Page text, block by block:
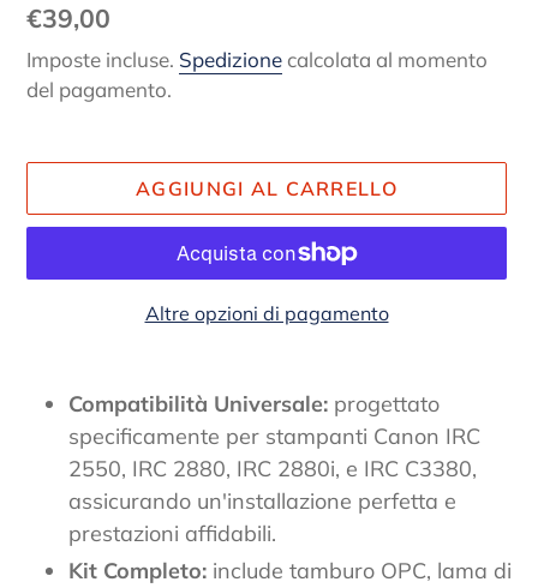
Prezzo
di
listino
€39,00
Imposte incluse. Spedizionecalcolata al momento
del pagamento.
AGGIUNGI AL CARRELLO
Altre opzioni di pagamento
del
prodotto
Compatibilità Universale: progettato
specificamente per stampanti Canon IRC
2550, IRC 2880, IRC 2880i, e IRC C3380,
assicurando un'installazione perfetta e
prestazioni affidabili.
Kit Completo: include tamburo OPC, lama di